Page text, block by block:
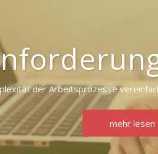
der Arbeitsprozesse
mehr lesen